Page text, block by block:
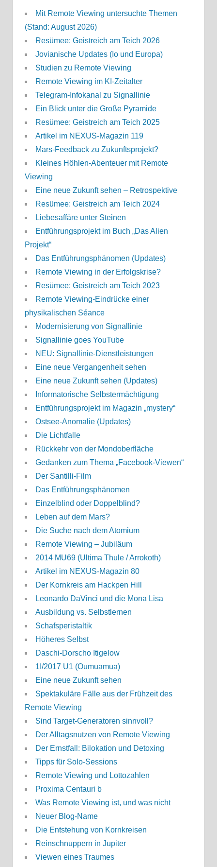
Mit Remote Viewing untersuchte Themen
(Stand: August 2026)
Resümee: Geistreich am Teich 2026
Jovianische Updates (Io und Europa)
Studien zu Remote Viewing
Remote Viewing im KI-Zeitalter
Telegram-Infokanal zu Signallinie
Ein Blick unter die Große Pyramide
Resümee: Geistreich am Teich 2025
Artikel im NEXUS-Magazin 119
Mars-Feedback zu Zukunftsprojekt?
Kleines Höhlen-Abenteuer mit Remote
Viewing
Eine neue Zukunft sehen – Retrospektive
Resümee: Geistreich am Teich 2024
Liebesaffäre unter Steinen
Entführungsprojekt im Buch „Das Alien
Projekt“
Das Entführungsphänomen (Updates)
Remote Viewing in der Erfolgskrise?
Resümee: Geistreich am Teich 2023
Remote Viewing-Eindrücke einer
physikalischen Séance
Modernisierung von Signallinie
Signallinie goes YouTube
NEU: Signallinie-Dienstleistungen
Eine neue Vergangenheit sehen
Eine neue Zukunft sehen (Updates)
Informatorische Selbstermächtigung
Entführungsprojekt im Magazin „mystery“
Ostsee-Anomalie (Updates)
Die Lichtfalle
Rückkehr von der Mondoberfläche
Gedanken zum Thema „Facebook-Viewen“
Der Santilli-Film
Das Entführungsphänomen
Einzelblind oder Doppelblind?
Leben auf dem Mars?
Die Suche nach dem Atomium
Remote Viewing – Jubiläum
2014 MU69 (Ultima Thule / Arrokoth)
Artikel im NEXUS-Magazin 80
Der Kornkreis am Hackpen Hill
Leonardo DaVinci und die Mona Lisa
Ausbildung vs. Selbstlernen
Schafsperistaltik
Höheres Selbst
Daschi-Dorscho Itigelow
1I/2017 U1 (Oumuamua)
Eine neue Zukunft sehen
Spektakuläre Fälle aus der Frühzeit des
Remote Viewing
Sind Target-Generatoren sinnvoll?
Der Alltagsnutzen von Remote Viewing
Der Ernstfall: Bilokation und Detoxing
Tipps für Solo-Sessions
Remote Viewing und Lottozahlen
Proxima Centauri b
Was Remote Viewing ist, und was nicht
Neuer Blog-Name
Die Entstehung von Kornkreisen
Reinschnuppern in Jupiter
Viewen eines Traumes